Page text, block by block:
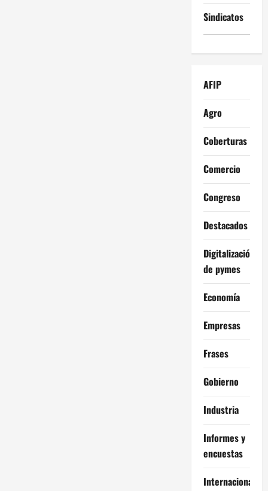
Sindicatos
AFIP
Agro
Coberturas
Comercio
Congreso
Destacados
Digitalización
de pymes
Economía
Empresas
Frases
Gobierno
Industria
Informes y
encuestas
Internacional